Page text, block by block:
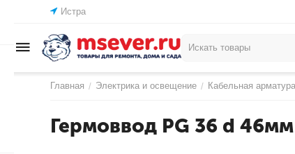
Истра
Главная / Электрика и освещение / Кабельная арматура
Гермоввод PG 36 d